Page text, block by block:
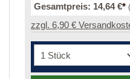
Gesamtpreis: 14,64 €*
zzgl. 6,90 €